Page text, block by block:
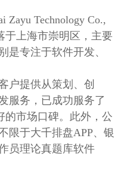
Zayu Technology Co.,
于上海市崇明区，主要
是专注于软件开发、
户提供从策划、创
服务，已成功服务了
的市场口碑。此外，公
限于大千排盘APP、银
员理论真题库软件